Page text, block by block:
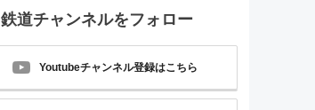
鉄道チャンネルをフォロー
Youtubeチャンネル登録はこちら